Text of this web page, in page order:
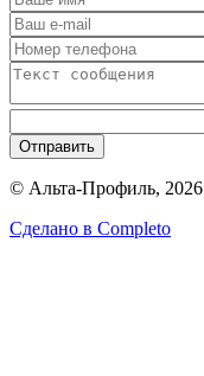
Отправить
© Альта-Профиль, 2026
Сделано в Completo